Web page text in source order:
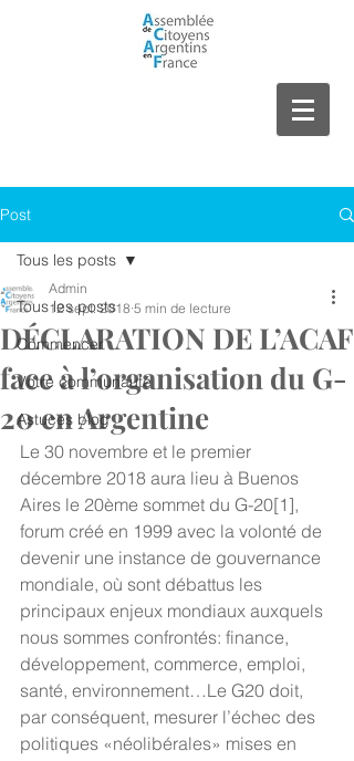
Post
Tous les posts
Commencer
Votre communauté
Astuces blog
Tous les posts
DÉCLARATION DE L’ACAF
face à l’organisation du G-
20 en Argentine
Admin
12 sept. 2018 5 min de lecture
Le 30 novembre et le premier
décembre 2018 aura lieu à Buenos
Aires le 20ème sommet du G-20[1],
forum créé en 1999 avec la volonté de
devenir une instance de gouvernance
mondiale, où sont débattus les
principaux enjeux mondiaux auxquels
nous sommes confrontés: finance,
développement, commerce, emploi,
santé, environnement…Le G20 doit,
par conséquent, mesurer l’échec des
politiques «néolibérales» mises en